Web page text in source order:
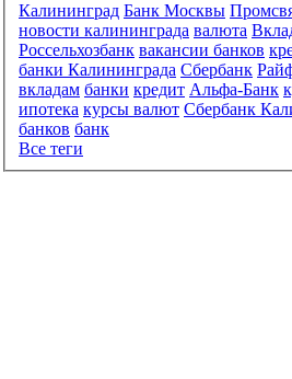
Калининград Банк Москвы
новости калининграда валюта
Россельхозбанк вакансии банков
банки Калининграда Сбербанк
вкладам банки кредит Альфа-Банк
ипотека курсы валют Сбербанк
банков банк
Все теги